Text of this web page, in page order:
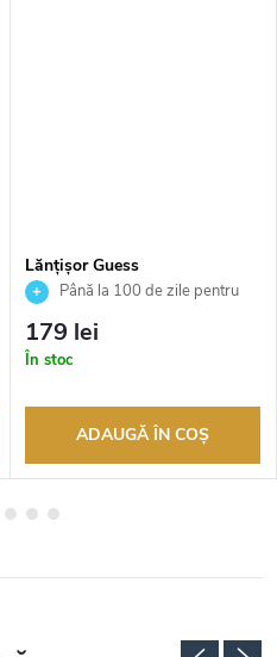
Lănțișor Guess
JUBN04649JWRHT
Până la 100 de zile pentru
returnarea bunurilor. Vânzător
autorizat
179 lei
În stoc
ADAUGĂ ÎN COŞ